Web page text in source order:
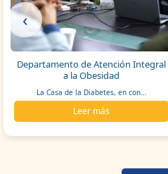
‹
Departamento de Atención Integral
a la Obesidad
La Casa de la Diabetes, en con...
Leer más